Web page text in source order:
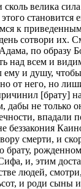
велика
к
сотвори их.
по образу
над всем и
и душу, чтобы
от него, но
[брату]
не только
впадали
беззакония
смерти, и
и, этим
людей,
и роди сыны